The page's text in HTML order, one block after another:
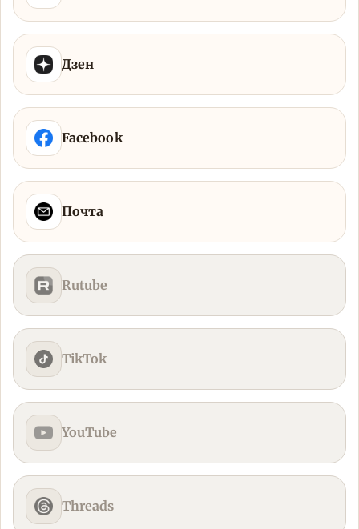
Дзен
Facebook
Почта
Rutube
TikTok
YouTube
Threads